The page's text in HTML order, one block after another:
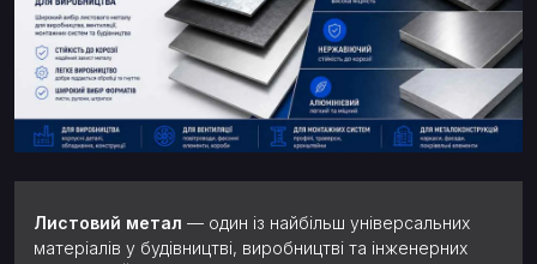
Листовий метал — один із найбільш універсальних
матеріалів у будівництві, виробництві та інженерних